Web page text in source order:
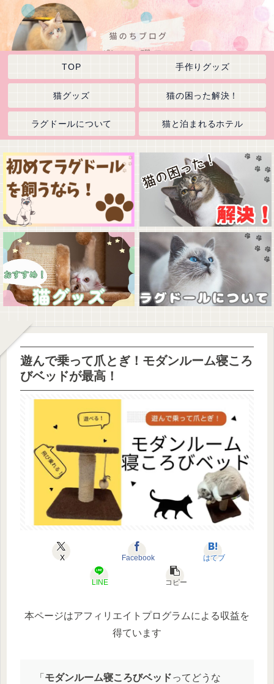
TOP 手作りグッズ
猫グッズ 猫の困った解決！
ラグドールについて 猫と泊まれるホテル
遊んで乗って爪とぎ！モダンルーム寝ころ
びベッドが最高！
X Facebook はてブ
LINE コピー
本ページはアフィリエイトプログラムによる収益を
得ています
「 モダンルーム寝ころびベッドってどうな